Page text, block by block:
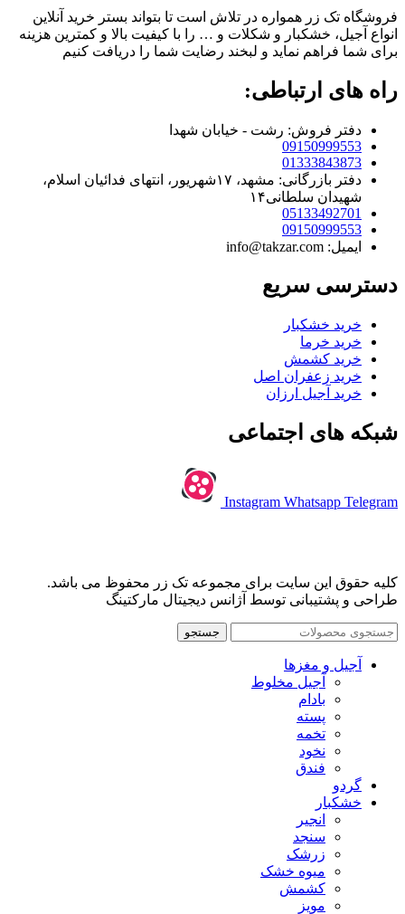
فروشگاه تک زر همواره در تلاش است تا بتواند بستر خرید آنلاین
انواع آجیل، خشکبار و شکلات و … را با کیفیت بالا و کمترین هزینه
برای شما فراهم نماید و لبخند رضایت شما را دریافت کنیم
راه های ارتباطی:
دفتر فروش: رشت - خیابان شهدا
09150999553
01333843873
دفتر بازرگانی: مشهد، ۱۷شهریور، انتهای فدائیان اسلام،
شهیدان سلطانی۱۴
05133492701
09150999553
ایمیل: info@takzar.com
دسترسی سریع
خرید خشکبار
خرید خرما
خرید کشمش
خرید زعفران اصل
خرید آجیل ارزان
شبکه های اجتماعی
Instagram Whatsapp Telegram
کلیه حقوق این سایت برای مجموعه تک زر محفوظ می باشد.
طراحی و پشتیبانی توسط آژانس دیجیتال مارکتینگ
جستجو
آجیل و مغزها
آجیل مخلوط
بادام
پسته
تخمه
نخود
فندق
گردو
خشکبار
انجیر
سنجد
زرشک
میوه خشک
کشمش
مویز